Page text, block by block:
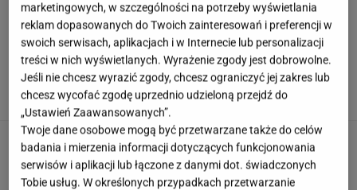
Syn Stanisława Soyki o ostatnich chwilach
ojca. "Nie było z nim nikogo"
Włóż to do doniczki przed urlopem. Rośliny
nie zostaną bez wody
marketingowych, w szczególności na potrzeby wyświetlania
reklam dopasowanych do Twoich zainteresowań i preferencji w
swoich serwisach, aplikacjach i w Internecie lub personalizacji
treści w nich wyświetlanych. Wyrażenie zgody jest dobrowolne.
Jeśli nie chcesz wyrazić zgody, chcesz ograniczyć jej zakres lub
chcesz wycofać zgodę uprzednio udzieloną przejdź do
„Ustawień Zaawansowanych”.
Twoje dane osobowe mogą być przetwarzane także do celów
badania i mierzenia informacji dotyczących funkcjonowania
serwisów i aplikacji lub łączone z danymi dot. świadczonych
Tobie usług. W określonych przypadkach przetwarzanie